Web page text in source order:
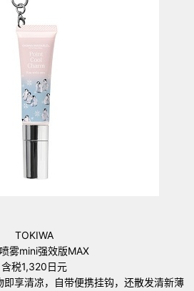
TOKIWA
雾mini强效版MAX
含税1,320日元
享清凉，自带便携挂钩，还散发清新薄